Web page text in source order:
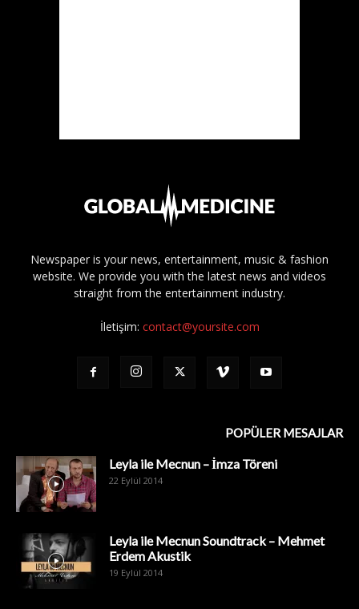
Newspaper is your news, entertainment, music & fashion
website. We provide you with the latest news and videos
straight from the entertainment industry.
İletişim: contact@yoursite.com
POPÜLER MESAJLAR
Leyla ile Mecnun – İmza Töreni
22 Eylül 2014
Leyla ile Mecnun Soundtrack – Mehmet
Erdem Akustik
19 Eylül 2014